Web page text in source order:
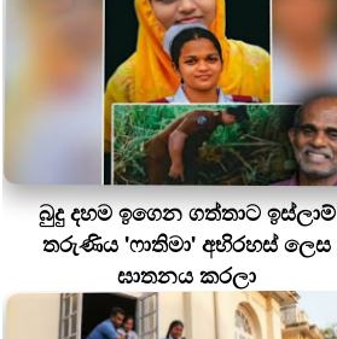
බුදු දහම ඉගෙන ගත්තාට ඉස්ලාම්
තරුණිය 'ෆාතිමා' අභිරහස් ලෙස
ඝාතනය කරලා